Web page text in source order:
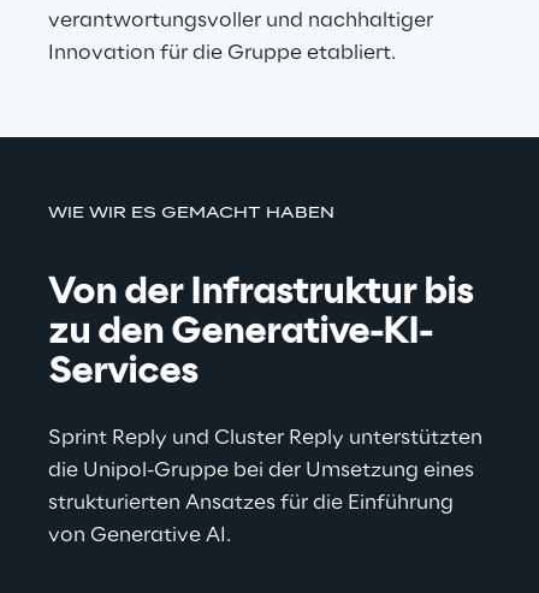
verantwortungsvoller und nachhaltiger
Innovation für die Gruppe etabliert.
WIE WIR ES GEMACHT HABEN
Von der Infrastruktur bis
zu den Generative-KI-
Services
Sprint Reply und Cluster Reply unterstützten
die Unipol-Gruppe bei der Umsetzung eines
strukturierten Ansatzes für die Einführung
von Generative AI.